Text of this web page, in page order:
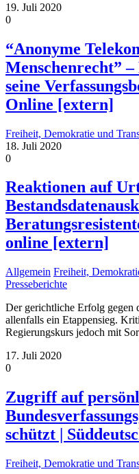
19. Juli 2020
0
“Anonyme
Menschenrecht”
seine
Online [extern]
Freiheit, Demokratie und
18. Juli 2020
0
Reaktionen auf
online [extern]
Allgemein Freiheit,
Presseberichte
Der gerichtliche Erfolg gegen
allenfalls ein Etappensieg.
Regierungskurs jedoch mit
17. Juli 2020
0
Zugriff auf
schützt |
Freiheit, Demokratie und